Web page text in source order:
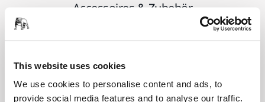
This website uses cookies
We use cookies to personalise content and ads, to
provide social media features and to analyse our traffic.
Accessoires & Zubehör
Schleifteller Ø 77 mm 1/4"-Gewinde
Schleifteller für Ø 77 mm Grip
Schleifscheiben.